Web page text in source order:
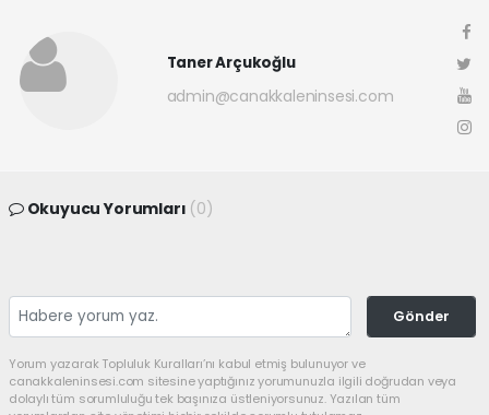
Taner Arçukoğlu
admin@canakkaleninsesi.com
Okuyucu Yorumları (0)
Gönder
Yorum yazarak Topluluk Kuralları’nı kabul etmiş bulunuyor ve
canakkaleninsesi.com sitesine yaptığınız yorumunuzla ilgili doğrudan veya
dolaylı tüm sorumluluğu tek başınıza üstleniyorsunuz. Yazılan tüm